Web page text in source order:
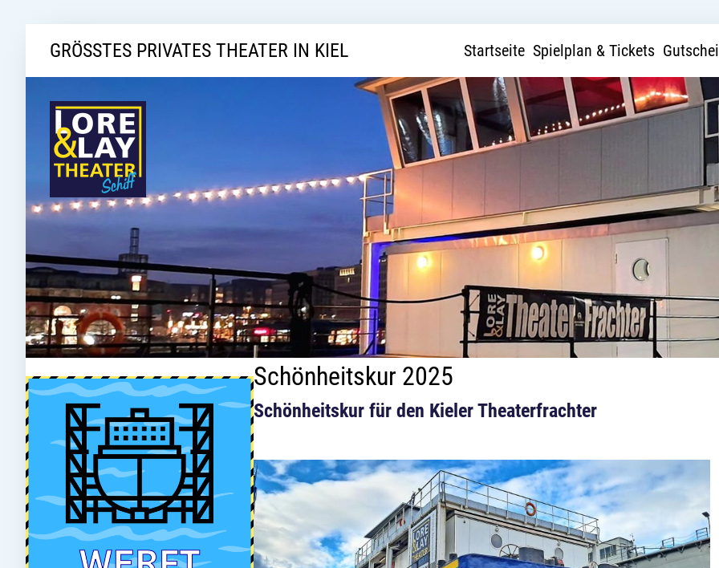
GRÖSSTES PRIVATES THEATER IN KIEL Startseite Spielplan & Tickets
Schönheitskur 2025
Schönheitskur für den Kieler Theaterfrachter